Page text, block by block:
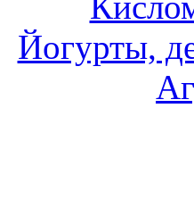
Йогурты,